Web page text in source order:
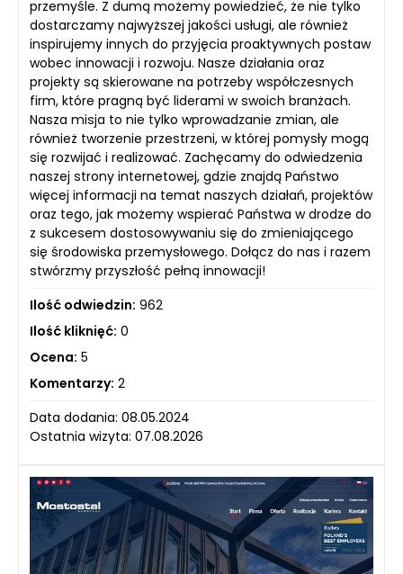
przemyśle. Z dumą możemy powiedzieć, że nie tylko
dostarczamy najwyższej jakości usługi, ale również
inspirujemy innych do przyjęcia proaktywnych postaw
wobec innowacji i rozwoju. Nasze działania oraz
projekty są skierowane na potrzeby współczesnych
firm, które pragną być liderami w swoich branżach.
Nasza misja to nie tylko wprowadzanie zmian, ale
również tworzenie przestrzeni, w której pomysły mogą
się rozwijać i realizować. Zachęcamy do odwiedzenia
naszej strony internetowej, gdzie znajdą Państwo
więcej informacji na temat naszych działań, projektów
oraz tego, jak możemy wspierać Państwa w drodze do
z sukcesem dostosowywaniu się do zmieniającego
się środowiska przemysłowego. Dołącz do nas i razem
stwórzmy przyszłość pełną innowacji!
Ilość odwiedzin: 962
Ilość kliknięć: 0
Ocena: 5
Komentarzy: 2
Data dodania: 08.05.2024
Ostatnia wizyta: 07.08.2026